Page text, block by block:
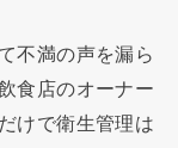
不満の声を漏ら
食店のオーナー
けで衛生管理は